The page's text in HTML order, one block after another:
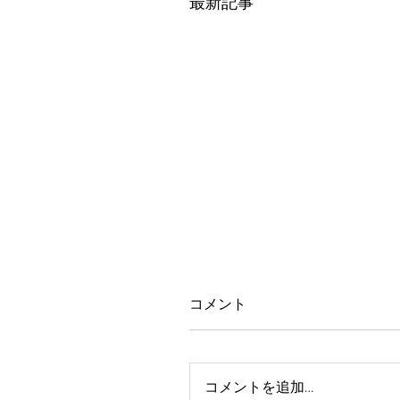
コメント
コメントを追加…